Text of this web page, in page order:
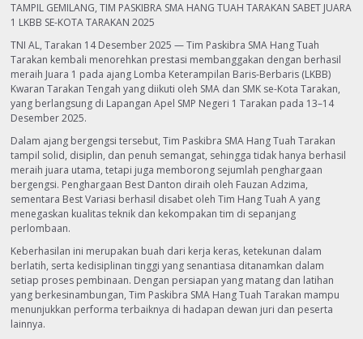
TAMPIL GEMILANG, TIM PASKIBRA SMA HANG TUAH TARAKAN SABET JUARA
1 LKBB SE-KOTA TARAKAN 2025
TNI AL, Tarakan 14 Desember 2025 — Tim Paskibra SMA Hang Tuah
Tarakan kembali menorehkan prestasi membanggakan dengan berhasil
meraih Juara 1 pada ajang Lomba Keterampilan Baris-Berbaris (LKBB)
Kwaran Tarakan Tengah yang diikuti oleh SMA dan SMK se-Kota Tarakan,
yang berlangsung di Lapangan Apel SMP Negeri 1 Tarakan pada 13–14
Desember 2025.
Dalam ajang bergengsi tersebut, Tim Paskibra SMA Hang Tuah Tarakan
tampil solid, disiplin, dan penuh semangat, sehingga tidak hanya berhasil
meraih juara utama, tetapi juga memborong sejumlah penghargaan
bergengsi. Penghargaan Best Danton diraih oleh Fauzan Adzima,
sementara Best Variasi berhasil disabet oleh Tim Hang Tuah A yang
menegaskan kualitas teknik dan kekompakan tim di sepanjang
perlombaan.
Keberhasilan ini merupakan buah dari kerja keras, ketekunan dalam
berlatih, serta kedisiplinan tinggi yang senantiasa ditanamkan dalam
setiap proses pembinaan. Dengan persiapan yang matang dan latihan
yang berkesinambungan, Tim Paskibra SMA Hang Tuah Tarakan mampu
menunjukkan performa terbaiknya di hadapan dewan juri dan peserta
lainnya.